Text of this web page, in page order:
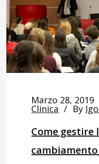
Marzo 28, 2019
Clinica By
Come gestire